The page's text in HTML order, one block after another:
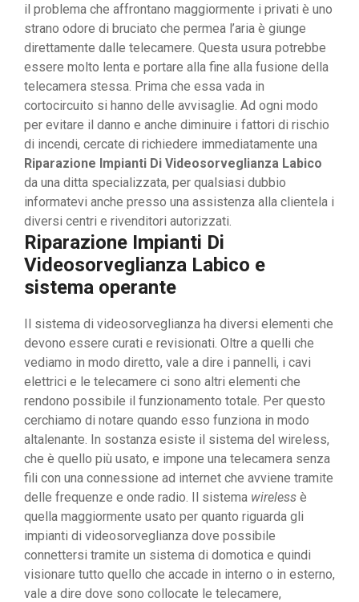
il problema che affrontano maggiormente i privati è uno
strano odore di bruciato che permea l’aria è giunge
direttamente dalle telecamere. Questa usura potrebbe
essere molto lenta e portare alla fine alla fusione della
telecamera stessa. Prima che essa vada in
cortocircuito si hanno delle avvisaglie. Ad ogni modo
per evitare il danno e anche diminuire i fattori di rischio
di incendi, cercate di richiedere immediatamente una
Riparazione Impianti Di Videosorveglianza Labico
da una ditta specializzata, per qualsiasi dubbio
informatevi anche presso una assistenza alla clientela i
diversi centri e rivenditori autorizzati.
Riparazione Impianti Di
Videosorveglianza Labico e
sistema operante
Il sistema di videosorveglianza ha diversi elementi che
devono essere curati e revisionati. Oltre a quelli che
vediamo in modo diretto, vale a dire i pannelli, i cavi
elettrici e le telecamere ci sono altri elementi che
rendono possibile il funzionamento totale. Per questo
cerchiamo di notare quando esso funziona in modo
altalenante. In sostanza esiste il sistema del wireless,
che è quello più usato, e impone una telecamera senza
fili con una connessione ad internet che avviene tramite
delle frequenze e onde radio. Il sistema wireless è
quella maggiormente usato per quanto riguarda gli
impianti di videosorveglianza dove possibile
connettersi tramite un sistema di domotica e quindi
visionare tutto quello che accade in interno o in esterno,
vale a dire dove sono collocate le telecamere,